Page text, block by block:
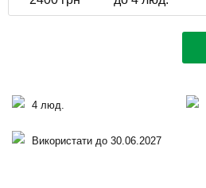
4 люд.
Використати до 30.06.2027